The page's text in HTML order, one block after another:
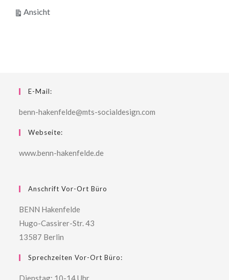
Ansichtausdrucken
E-Mail:
benn-hakenfelde@mts-socialdesign.com
Webseite:
www.benn-hakenfelde.de
Anschrift Vor-Ort Büro
BENN Hakenfelde
Hugo-Cassirer-Str. 43
13587 Berlin
Sprechzeiten Vor-Ort Büro:
Dienstag: 10-14 Uhr